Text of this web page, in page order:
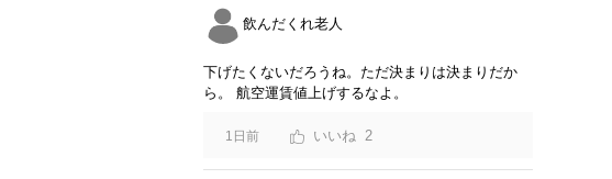
飲んだくれ老人
下げたくないだろうね。ただ決まりは決まりだか
ら。 航空運賃値上げするなよ。
1日前 2